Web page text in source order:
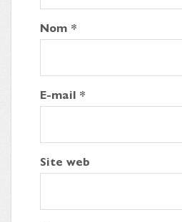
Nom *
E-mail *
Site web